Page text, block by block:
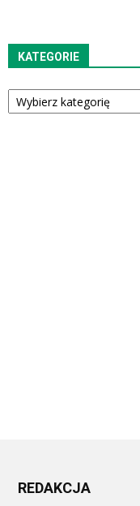
KATEGORIE
Kategorie
REDAKCJA